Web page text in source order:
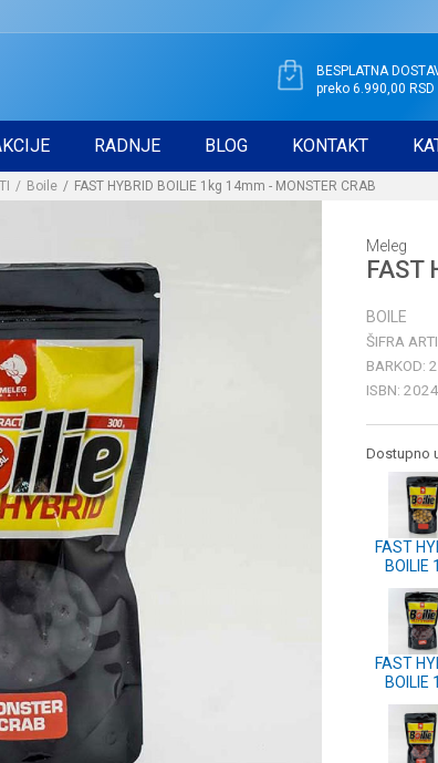
BESPLATNA
preko 6.990,00 RSD
RADNJE BLOG KONTAKT
Boile FAST HYBRID BOILIE 1kg 14mm - MONSTER CRAB
Meleg
FAST
BOILE
ŠIFRA
BARKOD:
ISBN:
Dostupno
FAST
BOILIE
14mm -
NUT
FAST
BOILIE
14mm -